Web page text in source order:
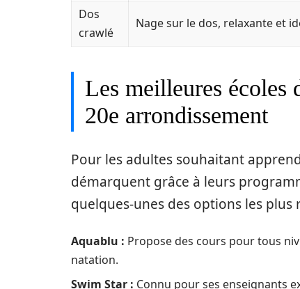
Dos
crawlé
Nage sur le dos, relaxante et
Les meilleures écoles
20e arrondissement
Pour les adultes souhaitant
démarquent grâce à leurs
quelques-unes des options les plus
Aquablu : Propose des cours pour tous
natation.
Swim Star : Connu pour ses enseignants